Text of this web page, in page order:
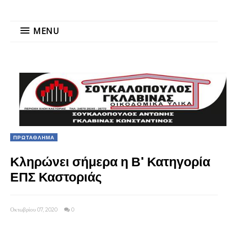
MENU
ΠΡΩΤΑΘΛΗΜΑ
Κληρώνει σήμερα η Β' Κατηγορία
ΕΠΣ Καστοριάς
Οκτωβρίου 07, 2020 0